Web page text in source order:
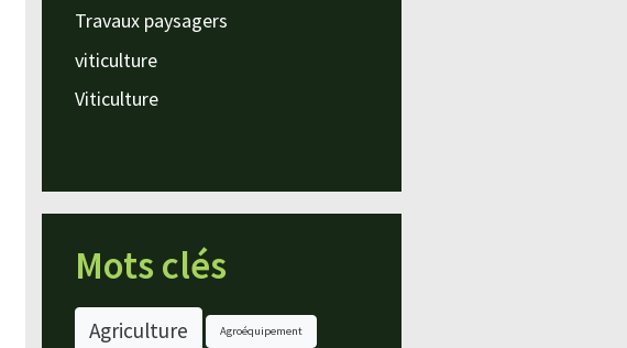
Travaux paysagers
viticulture
Viticulture
Mots clés
Agriculture Agroéquipement